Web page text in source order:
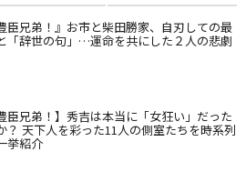
臣兄弟！』お市と柴田勝家、自刃しての最
「辞世の句」…運命を共にした２人の悲劇
臣兄弟！】秀吉は本当に「女狂い」だった
？ 天下人を彩った11人の側室たちを時系列
挙紹介